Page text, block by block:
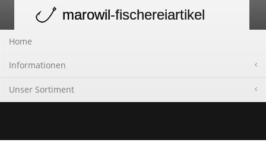
navigation
marowil-fischereiartikel
Home
Informationen
Unser Sortiment